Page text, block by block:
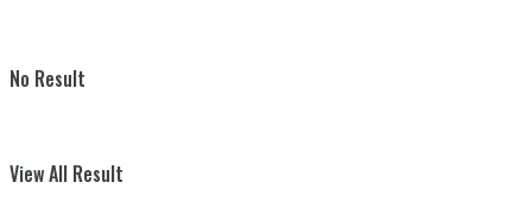
No Result
View All Result